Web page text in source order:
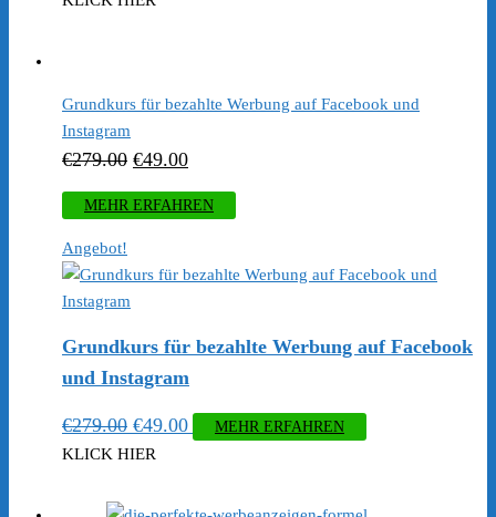
Grundkurs für bezahlte Werbung auf Facebook und
Instagram
€279.00 Ursprünglicher
Preis
war:
€49.00Aktueller
Preis
ist:
MEHR ERFAHREN
Angebot!
Grundkurs für bezahlte Werbung auf Facebook
und Instagram
€279.00 Ursprünglicher
Preis
€49.00Aktueller
MEHR ERFAHREN
KLICK HIER